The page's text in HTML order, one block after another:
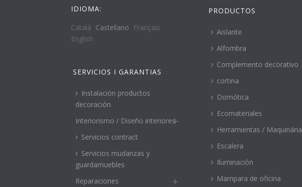
IDIOMA:
Català Castellano
Français
English
SERVICIOS I GARANTIAS
Instalación productos
decoración
Interiorismo / Diseño interiores
Servicios contract
Servicios mudanzas y
guardamuebles
Reparaciones
PRODUCTOS
Aislante
Alfombra
Complemento decorativo
cortina
Domótica
Ecomateriales
Herramientas / Maquinária
Escalera
Iluminación
Mampara de oficina